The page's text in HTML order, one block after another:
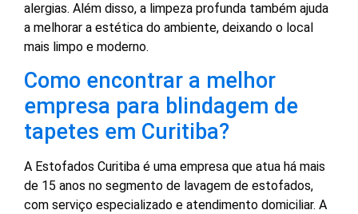
alergias. Além disso, a limpeza profunda também ajuda
a melhorar a estética do ambiente, deixando o local
mais limpo e moderno.
Como encontrar a melhor
empresa para blindagem de
tapetes em Curitiba?
A Estofados Curitiba é uma empresa que atua há mais
de 15 anos no segmento de lavagem de estofados,
com serviço especializado e atendimento domiciliar. A